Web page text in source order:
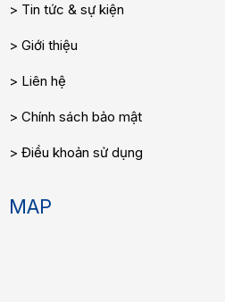
Tin tức & sự kiện
Giới thiệu
Liên hệ
Chính sách bảo mật
Điều khoản sử dụng
MAP